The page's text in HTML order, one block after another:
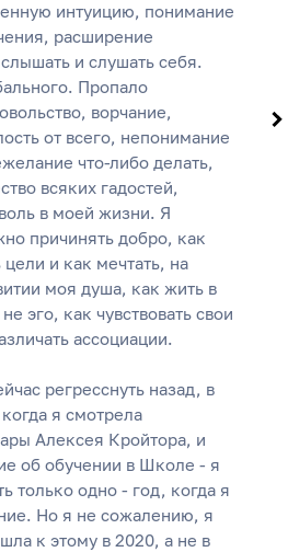
интуицию, понимание
расширение
и слушать себя.
Пропало
ворчание,
от всего, непонимание
что-либо делать,
всяких гадостей,
в моей жизни. Я
причинять добро, как
цели и как мечтать, на
моя душа, как жить в
эго, как чувствовать свои
ассоциации.
регресснуть назад, в
я смотрела
Алексея Кройтора, и
об обучении в Школе - я
только одно - год, когда я
Но я не сожалению, я
к этому в 2020, а не в